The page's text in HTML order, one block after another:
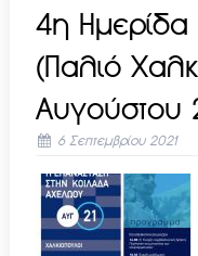
4η Ημερίδα
(Παλιό
Αυγούστου
6 Σεπτεμβρίου 2021